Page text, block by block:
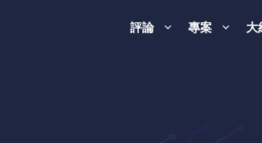
評論 專案 大